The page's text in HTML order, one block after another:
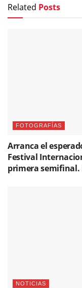
Related Posts
FOTOGRAFÍAS
Arranca el
Festival
primera semifinal.
NOTICIAS